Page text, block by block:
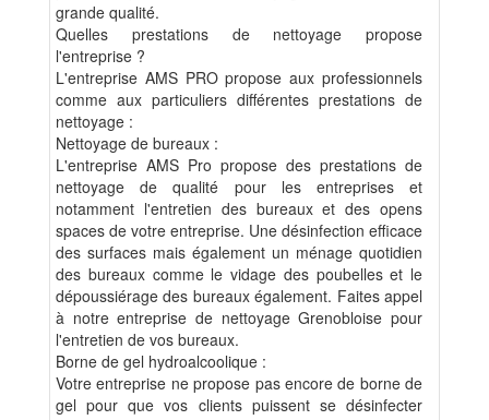
grande qualité.
Quelles prestations de nettoyage propose
l'entreprise ?
L'entreprise AMS PRO propose aux professionnels
comme aux particuliers différentes prestations de
nettoyage :
Nettoyage de bureaux :
L'entreprise AMS Pro propose des prestations de
nettoyage de qualité pour les entreprises et
notamment l'entretien des bureaux et des opens
spaces de votre entreprise. Une désinfection efficace
des surfaces mais également un ménage quotidien
des bureaux comme le vidage des poubelles et le
dépoussiérage des bureaux également. Faites appel
à notre entreprise de nettoyage Grenobloise pour
l'entretien de vos bureaux.
Borne de gel hydroalcoolique :
Votre entreprise ne propose pas encore de borne de
gel pour que vos clients puissent se désinfecter